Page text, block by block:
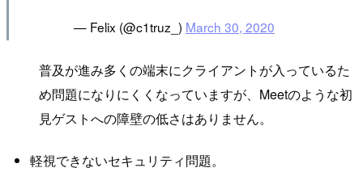
— Felix (@c1truz_) March 30, 2020
普及が進み多くの端末にクライアントが入っているた
め問題になりにくくなっていますが、Meetのような初
見ゲストへの障壁の低さはありません。
軽視できないセキュリティ問題。